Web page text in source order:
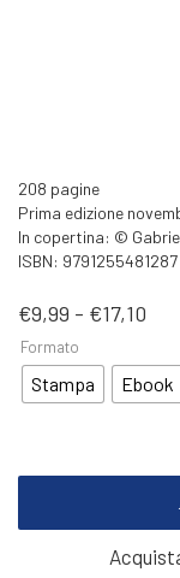
208 pagine
Prima edizione
In copertina: ©
ISBN: 9791255481287
€9,99 - €17,10
da
Formato
Stampa Ebook